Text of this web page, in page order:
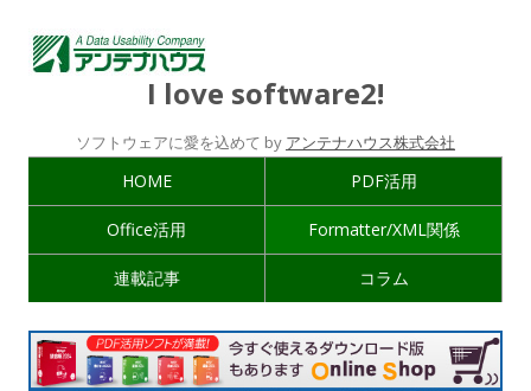
I love software2!
ソフトウェアに愛を込めて by アンテナハウス株式会社
HOME PDF活用
Office活用 Formatter/XML関係
連載記事 コラム